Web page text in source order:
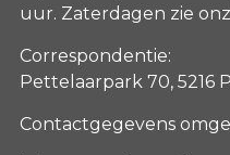
uur. Zaterdagen zie
Correspondentie:
Pettelaarpark 70, 5216
Contactgegevens